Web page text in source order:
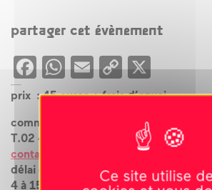
partager cet évènement
Facebook
WhatsApp
EmailCopy
Link
X
prix : 45 euros + frais d’envoi
commande au
T.02 43 09 21 67
contact@le-carre.org
délai de livraison
4 à 15 jours
Ce site utilise